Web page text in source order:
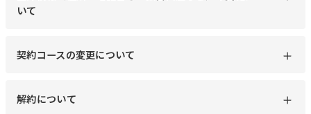
いて
契約コースの変更について
解約について